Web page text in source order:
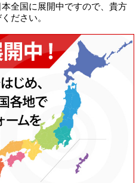
全国に展開中ですので、貴方
ださい。